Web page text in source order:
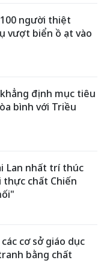
người thiệt
vượt biển ồ ạt vào
định mục tiêu
bình với Triều
Lan nhất trí thúc
chất Chiến
cơ sở giáo dục
bằng chất